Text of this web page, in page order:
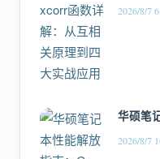
2026/8/7
华硕笔
2026/8/7